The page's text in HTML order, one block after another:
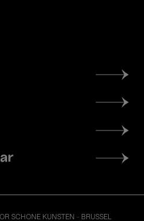
SCHONE KUNSTEN - BRUSSEL